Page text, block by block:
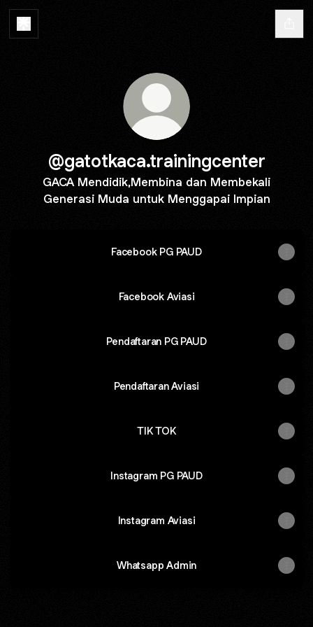
@gatotkaca.trainingcenter
GACA Mendidik,Membina dan Membekali
Generasi Muda untuk Menggapai Impian
Facebook PG PAUD
Facebook Aviasi
Pendaftaran PG PAUD
Pendaftaran Aviasi
TIK TOK
Instagram PG PAUD
Instagram Aviasi
Whatsapp Admin